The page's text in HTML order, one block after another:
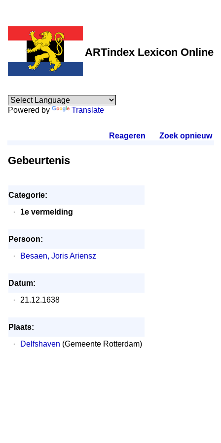
ARTindex Lexicon Online
Powered by Translate
Reageren Zoek opnieuw.
Gebeurtenis
Categorie:
·
1e vermelding
Persoon:
·
Besaen, Joris Ariensz
Datum:
·
21.12.1638
Plaats:
·
Delfshaven (Gemeente Rotterdam)